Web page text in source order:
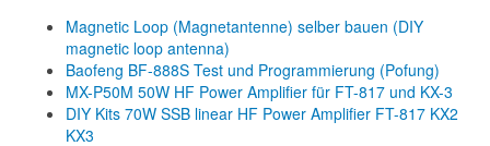
Magnetic Loop (Magnetantenne) selber bauen (DIY
magnetic loop antenna)
Baofeng BF-888S Test und Programmierung (Pofung)
MX-P50M 50W HF Power Amplifier für FT-817 und KX-3
DIY Kits 70W SSB linear HF Power Amplifier FT-817 KX2
KX3